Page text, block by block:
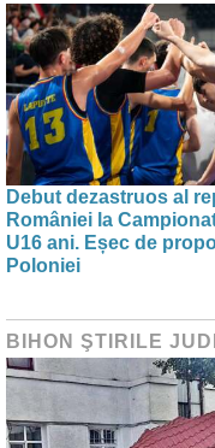
Debut dezastruos al
României la
U16 ani. Eșec de
Poloniei
BIHON ŞTIRILE